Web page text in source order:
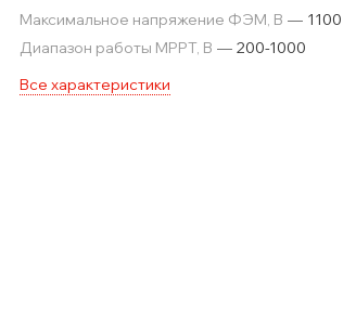
Максимальное напряжение ФЭМ, В — 1100
Диапазон работы MPPT, В — 200-1000
Все характеристики